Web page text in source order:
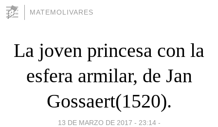
MATEMOLIVARES
La joven princesa con la
esfera armilar, de Jan
Gossaert(1520).
13 DE MARZO DE 2017 - 23:14 -